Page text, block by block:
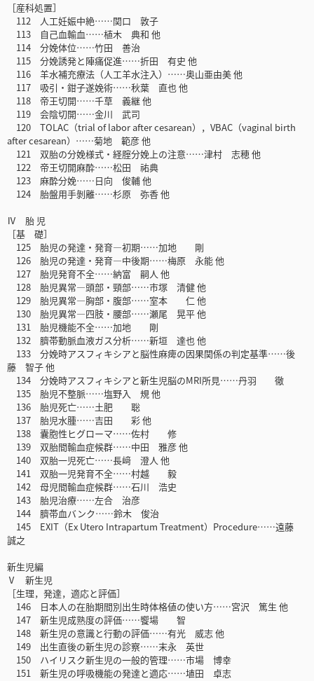
［産科処置］
112 人工妊娠中絶……関口 敦子
113 自己血輸血……植木 典和 他
114 分娩体位……竹田 善治
115 分娩誘発と陣痛促進……折田 有史 他
116 羊水補充療法（人工羊水注入）……奥山亜由美 他
117 吸引・鉗子遂娩術……秋葉 直也 他
118 帝王切開……千草 義継 他
119 会陰切開……金川 武司
120 TOLAC（trial of labor after cesarean），VBAC（vaginal birth
after cesarean）……菊地 範彦 他
121 双胎の分娩様式・経腟分娩上の注意……津村 志穂 他
122 帝王切開麻酔……松田 祐典
123 麻酔分娩……日向 俊輔 他
124 胎盤用手剝離……杉原 弥香 他
Ⅳ 胎 児
［基 礎］
125 胎児の発達・発育―初期……加地 剛
126 胎児の発達・発育―中後期……梅原 永能 他
127 胎児発育不全……納富 嗣人 他
128 胎児異常―頭部・頸部……市塚 清健 他
129 胎児異常―胸部・腹部……室本 仁 他
130 胎児異常―四肢・腰部……瀬尾 晃平 他
131 胎児機能不全……加地 剛
132 臍帯動脈血液ガス分析……新垣 達也 他
133 分娩時アスフィキシアと脳性麻痺の因果関係の判定基準……後
藤 智子 他
134 分娩時アスフィキシアと新生児脳のMRI所見……丹羽 徹
135 胎児不整脈……塩野入 規 他
136 胎児死亡……土肥 聡
137 胎児水腫……吉田 彩 他
138 囊胞性ヒグローマ……佐村 修
139 双胎間輸血症候群……中田 雅彦 他
140 双胎一児死亡……長﨑 澄人 他
141 双胎一児発育不全……村越 毅
142 母児間輸血症候群……石川 浩史
143 胎児治療……左合 治彦
144 臍帯血バンク……鈴木 俊治
145 EXIT（Ex Utero Intrapartum Treatment）Procedure……遠藤
誠之
新生児編
Ⅴ 新生児
［生理，発達，適応と評価］
146 日本人の在胎期間別出生時体格値の使い方……宮沢 篤生 他
147 新生児成熟度の評価……饗場 智
148 新生児の意識と行動の評価……有光 威志 他
149 出生直後の新生児の診察……末永 英世
150 ハイリスク新生児の一般的管理……市場 博幸
151 新生児の呼吸機能の発達と適応……埴田 卓志